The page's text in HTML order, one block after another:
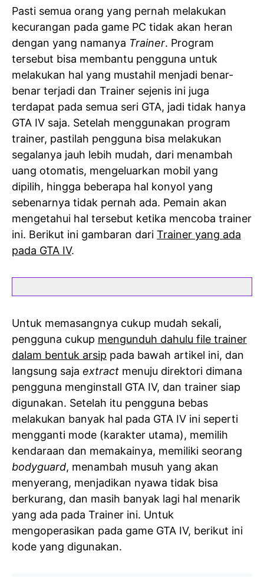
Pasti semua orang yang pernah melakukan
kecurangan pada game PC tidak akan heran
dengan yang namanya Trainer. Program
tersebut bisa membantu pengguna untuk
melakukan hal yang mustahil menjadi benar-
benar terjadi dan Trainer sejenis ini juga
terdapat pada semua seri GTA, jadi tidak hanya
GTA IV saja. Setelah menggunakan program
trainer, pastilah pengguna bisa melakukan
segalanya jauh lebih mudah, dari menambah
uang otomatis, mengeluarkan mobil yang
dipilih, hingga beberapa hal konyol yang
sebenarnya tidak pernah ada. Pemain akan
mengetahui hal tersebut ketika mencoba trainer
ini. Berikut ini gambaran dari Trainer yang ada
pada GTA IV.
Untuk memasangnya cukup mudah sekali,
pengguna cukup mengunduh dahulu file trainer
dalam bentuk arsip pada bawah artikel ini, dan
langsung saja extract menuju direktori dimana
pengguna menginstall GTA IV, dan trainer siap
digunakan. Setelah itu pengguna bebas
melakukan banyak hal pada GTA IV ini seperti
mengganti mode (karakter utama), memilih
kendaraan dan memakainya, memiliki seorang
bodyguard, menambah musuh yang akan
menyerang, menjadikan nyawa tidak bisa
berkurang, dan masih banyak lagi hal menarik
yang ada pada Trainer ini. Untuk
mengoperasikan pada game GTA IV, berikut ini
kode yang digunakan.